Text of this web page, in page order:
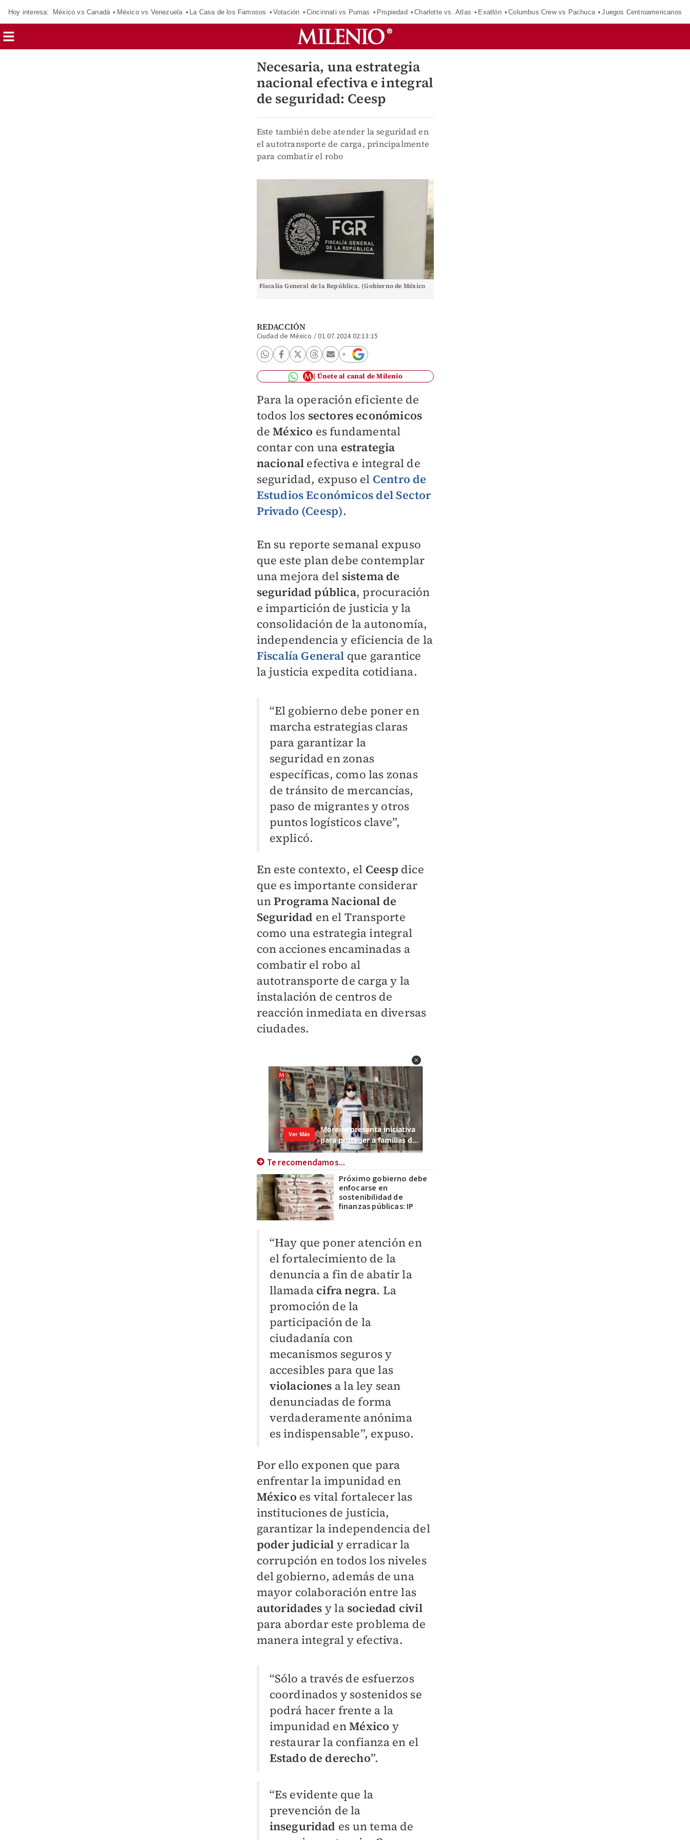
Hoy interesa: México vs Canadá México vs Venezuela La Casa de los Famosos Votación Cincinnati vs Pumas Propiedad Charlotte vs. Atlas Exatlón Columbus Crew vs Pachuca Juegos Centroamericanos
Necesaria, una estrategia
nacional efectiva e integral
de seguridad: Ceesp
Este también debe atender la seguridad en
el autotransporte de carga, principalmente
para combatir el robo
Fiscalía General de la República. (Gobierno de México
REDACCIÓN
Ciudad de México /01.07.2024 02:13:15
Únete al canal de Milenio
Para la operación eficiente de
todos los sectores económicos
deMéxico es fundamental
contar con una estrategia
nacional efectiva e integral de
seguridad, expuso el Centro de
Estudios Económicos del Sector
Privado (Ceesp).
En su reporte semanal expuso
que este plan debe contemplar
una mejora del sistema de
seguridad pública, procuración
e impartición de justicia y la
consolidación de la autonomía,
independencia y eficiencia de la
Fiscalía General que garantice
la justicia expedita cotidiana.
“El gobierno debe poner en
marcha estrategias claras
para garantizar la
seguridad en zonas
específicas, como las zonas
de tránsito de mercancías,
paso de migrantes y otros
puntos logísticos clave”,
explicó.
En este contexto, el Ceesp dice
que es importante considerar
unPrograma Nacional de
Seguridad en el Transporte
como una estrategia integral
con acciones encaminadas a
combatir el robo al
autotransporte de carga y la
instalación de centros de
reacción inmediata en diversas
ciudades.
Te recomendamos...
Próximo gobierno debe
enfocarse en
sostenibilidad de
finanzas públicas: IP
“Hay que poner atención en
el fortalecimiento de la
denuncia a fin de abatir la
llamada cifra negra. La
promoción de la
participación de la
ciudadanía con
mecanismos seguros y
accesibles para que las
violaciones a la ley sean
denunciadas de forma
verdaderamente anónima
es indispensable”, expuso.
Por ello exponen que para
enfrentar la impunidad en
México es vital fortalecer las
instituciones de justicia,
garantizar la independencia del
poder judicial y erradicar la
corrupción en todos los niveles
del gobierno, además de una
mayor colaboración entre las
autoridades y la sociedad civil
para abordar este problema de
manera integral y efectiva.
“Sólo a través de esfuerzos
coordinados y sostenidos se
podrá hacer frente a la
impunidad enMéxico y
restaurar la confianza en el
Estado de derecho”.
“Es evidente que la
prevención de la
inseguridad es un tema de